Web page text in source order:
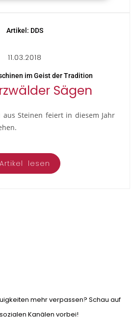
Artikel: DDS
11.03.2018
im Geist der Tradition
Sägen
aus Steinen feiert in diesem Jahr
Artikel lesen
mehr verpassen? Schau auf
Kanälen vorbei!